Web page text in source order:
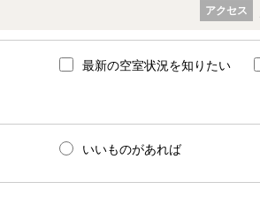
アクセス
最新の空室状況を知りたい
いいものがあれば